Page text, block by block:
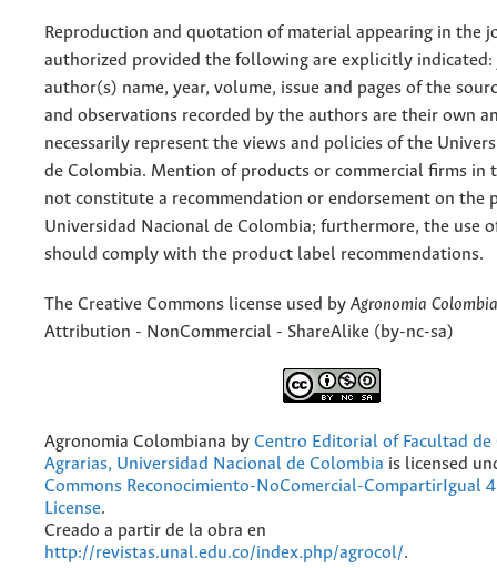
Reproduction and quotation of material appearing in the
authorized provided the following are explicitly indicated:
author(s) name, year, volume, issue and pages of the
and observations recorded by the authors are their own
necessarily represent the views and policies of the
de Colombia. Mention of products or commercial firms in
not constitute a recommendation or endorsement on the
Universidad Nacional de Colombia; furthermore, the use
should comply with the product label recommendations.
The Creative Commons license used by Agronomia
Attribution - NonCommercial - ShareAlike (by-nc-sa)
Agronomia Colombiana by Centro Editorial of Facultad de
Agrarias, Universidad Nacional de Colombia is licensed
Commons Reconocimiento-NoComercial-CompartirIgual
License.
Creado a partir de la obra en
http://revistas.unal.edu.co/index.php/agrocol/.